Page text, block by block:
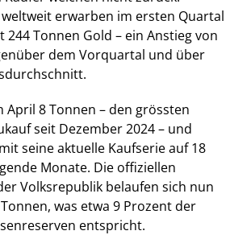
erwarben im ersten Quartal
244 Tonnen Gold – ein Anstieg von
dem Vorquartal und über
April 8 Tonnen – den grössten
seit Dezember 2024 – und
seine aktuelle Kaufserie auf 18
Monate. Die offiziellen
Volksrepublik belaufen sich nun
was etwa 9 Prozent der
entspricht.